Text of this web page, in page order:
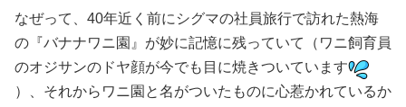
なぜって、40年近く前にシグマの社員旅行で訪れた熱海
の『バナナワニ園』が妙に記憶に残っていて（ワニ飼育員
のオジサンのドヤ顔が今でも目に焼きついています
）、それからワニ園と名がついたものに心惹かれているか